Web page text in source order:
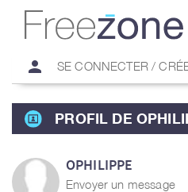
person SE CONNECTER /
PROFIL DE
OPHILIPPE
Envoyer un message